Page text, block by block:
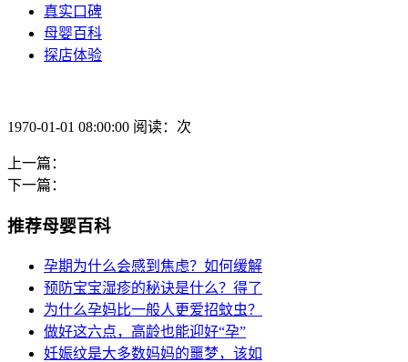
真实口碑
母婴百科
探店体验
1970-01-01 08:00:00 阅读：次
上一篇：
下一篇：
推荐母婴百科
孕期为什么会感到焦虑？如何缓解
预防宝宝湿疹的秘诀是什么？得了
为什么孕妈比一般人更爱招蚊虫？
做好这六点，高龄也能迎好“孕”
妊娠纹是大多数妈妈的噩梦，该如